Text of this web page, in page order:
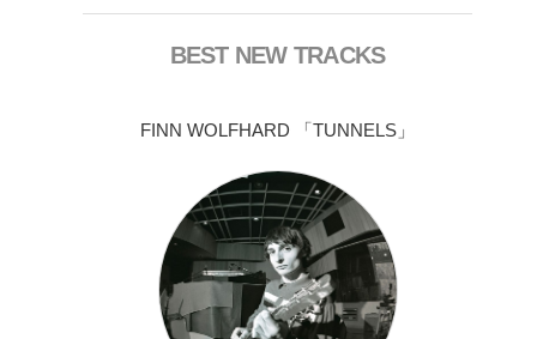
BEST NEW TRACKS
FINN WOLFHARD 「TUNNELS」